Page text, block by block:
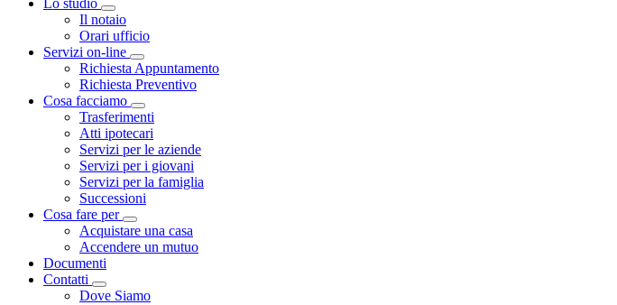
Lo studio
Visualizza menù di secondo livello
Il notaio
Orari ufficio
Servizi on-line
Visualizza menù di secondo livello
Richiesta Appuntamento
Richiesta Preventivo
Cosa facciamo
Visualizza menù di secondo livello
Trasferimenti
Atti ipotecari
Servizi per le aziende
Servizi per i giovani
Servizi per la famiglia
Successioni
Cosa fare per
Visualizza menù di secondo livello
Acquistare una casa
Accendere un mutuo
Documenti
Contatti
Visualizza menù di secondo livello
Dove Siamo